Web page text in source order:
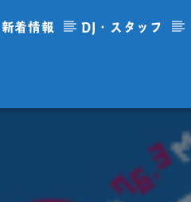
新着情報 DJ・スタッフ